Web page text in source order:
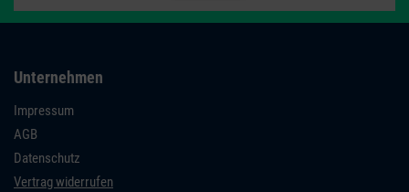
Unternehmen
Impressum
AGB
Datenschutz
Vertrag widerrufen